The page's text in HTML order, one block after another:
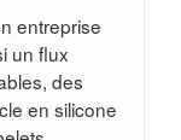
entreprise
un flux
des
en silicone